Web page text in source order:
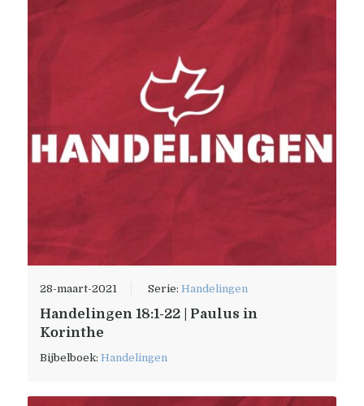
28-maart-2021 Serie:Handelingen
Handelingen 18:1-22 | Paulus in
Korinthe
Bijbelboek:Handelingen